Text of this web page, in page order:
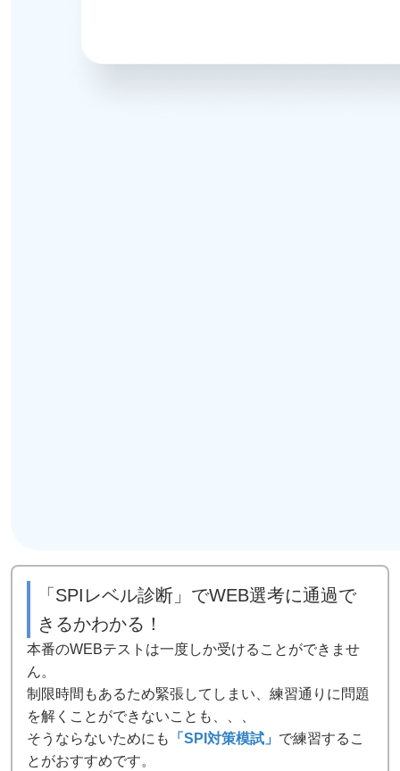
「SPIレベル診断」でWEB選考に通過で
きるかわかる！
本番のWEBテストは一度しか受けることができませ
ん。
制限時間もあるため緊張してしまい、練習通りに問題
を解くことができないことも、、、
そうならないためにも
「SPI対策模試」 で練習するこ
とがおすすめです。